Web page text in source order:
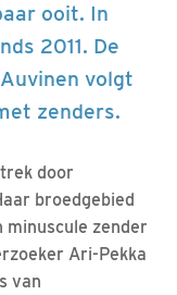
ooit. In
2011. De
volgt
zenders.
door
broedgebied
minuscule zender
Ari-Pekka
van